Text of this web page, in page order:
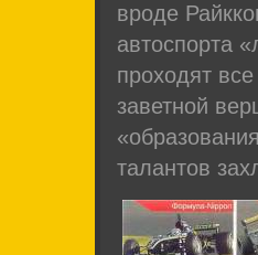
вроде
автоспорта
проходят
заветной
талантов